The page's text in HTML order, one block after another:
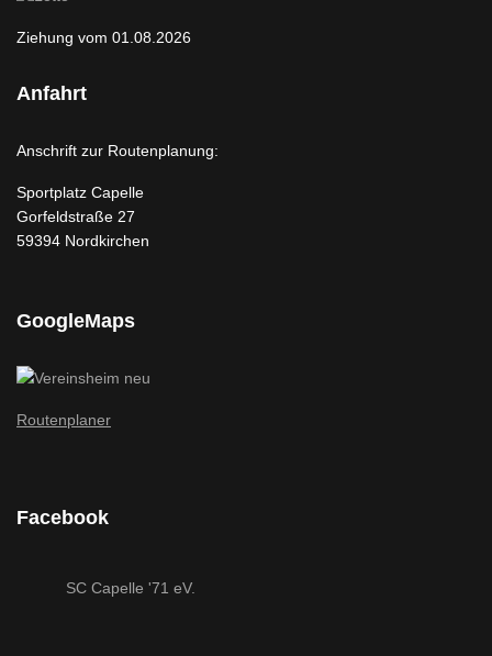
Ziehung vom 01.08.2026
Anfahrt
Anschrift zur Routenplanung:
Sportplatz Capelle
Gorfeldstraße 27
59394 Nordkirchen
GoogleMaps
Routenplaner
Facebook
SC Capelle '71 eV.